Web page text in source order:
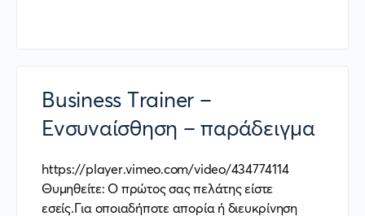
Business Trainer –
Ενσυναίσθηση – παράδειγμα
https://player.vimeo.com/video/434774114
Θυμηθείτε: Ο πρώτος σας πελάτης είστε
εσείς.Για οποιαδήποτε απορία ή διευκρίνηση